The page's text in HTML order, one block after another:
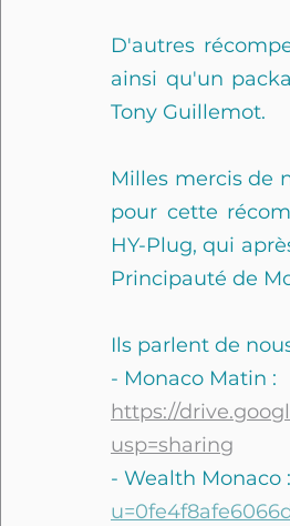
D'autres
ainsi qu'un
Tony Guillemot.
Milles mercis de
pour cette
HY-Plug, qui
Principauté de
Ils parlent de
- Monaco Matin :
https://
usp=sharing
- Wealth Monaco :